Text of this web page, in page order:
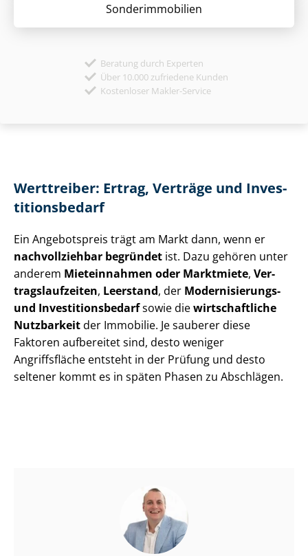
Sonder­immobilien
Beratung durch Experten
Über 10.000 zufriedene Kunden
Kostenloser Makler-Service
Werttreiber: Ertrag, Verträge und In­ves­
ti­ti­ons­be­darf
Ein Angebotspreis trägt am Markt dann, wenn er
nachvollziehbar begründet ist. Dazu gehören unter
anderem Mieteinnahmen oder Marktmiete, Ver­
trags­lauf­zei­ten, Leerstand, der Modernisierungs-
und In­ves­ti­ti­ons­be­darfsowie diewirtschaftliche
Nutzbarkeitder Immobilie. Je sauberer diese
Faktoren aufbereitet sind, desto weniger
Angriffsfläche entsteht in der Prüfung und desto
seltener kommt es in späten Phasen zu Abschlägen.